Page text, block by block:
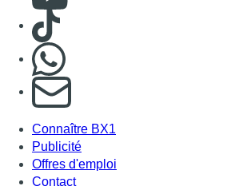
Consulter TikTok
S'abonner à notre newsletter
Connaître BX1
Publicité
Offres d'emploi
Contact